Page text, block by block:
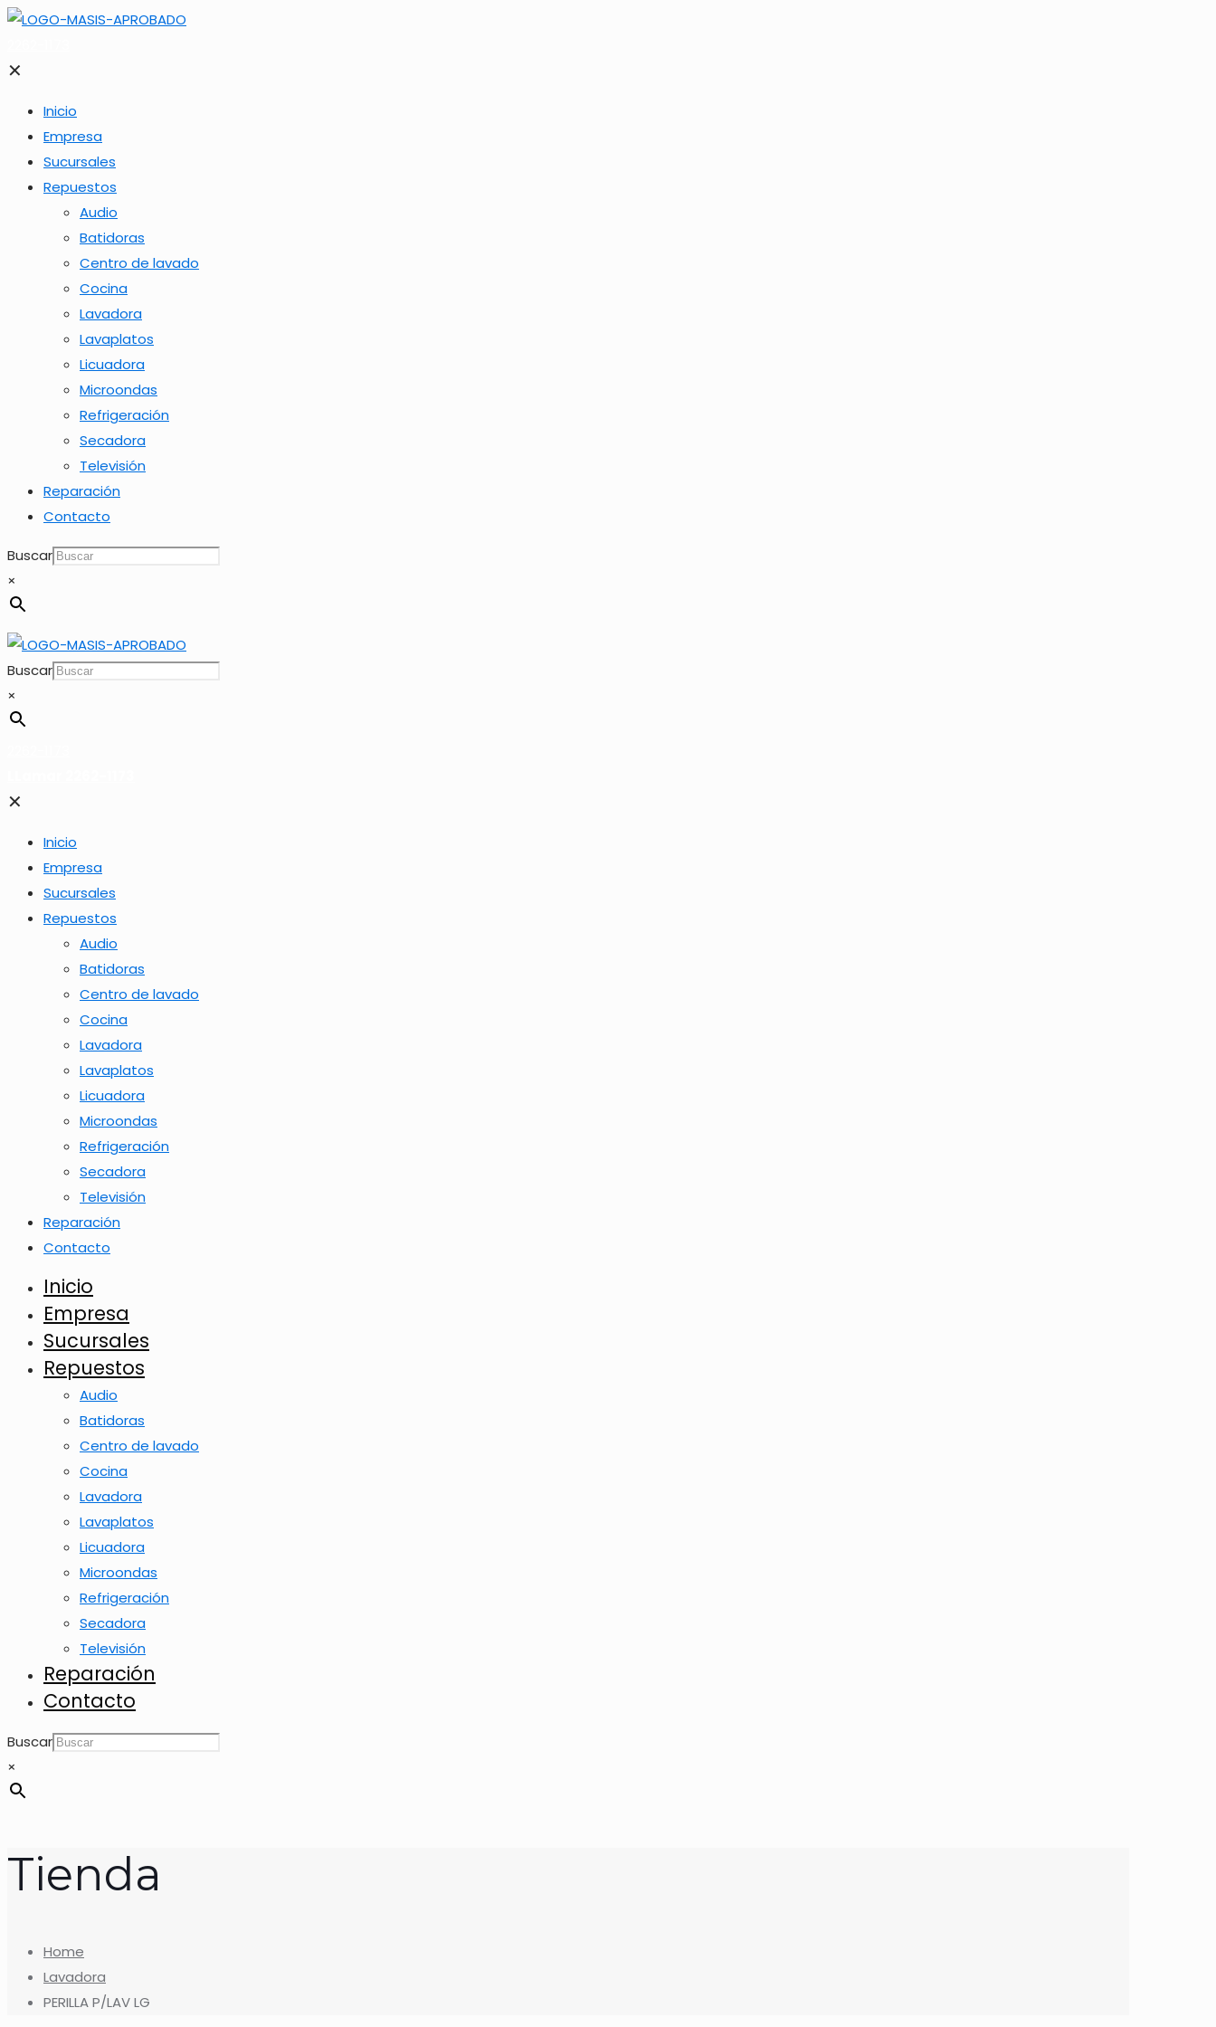
✕
Inicio
Empresa
Sucursales
Repuestos
Audio
Batidoras
Centro de lavado
Cocina
Lavadora
Lavaplatos
Licuadora
Microondas
Refrigeración
Secadora
Televisión
Reparación
Contacto
Buscar
×
Buscar
×
✕
Inicio
Empresa
Sucursales
Repuestos
Audio
Batidoras
Centro de lavado
Cocina
Lavadora
Lavaplatos
Licuadora
Microondas
Refrigeración
Secadora
Televisión
Reparación
Contacto
Inicio
Empresa
Sucursales
Repuestos
Audio
Batidoras
Centro de lavado
Cocina
Lavadora
Lavaplatos
Licuadora
Microondas
Refrigeración
Secadora
Televisión
Reparación
Contacto
Buscar
×
Tienda
Home
Lavadora
PERILLA P/LAV LG